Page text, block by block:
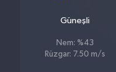
Güneşli
Nem: %43
Rüzgar: 7.50 m/s